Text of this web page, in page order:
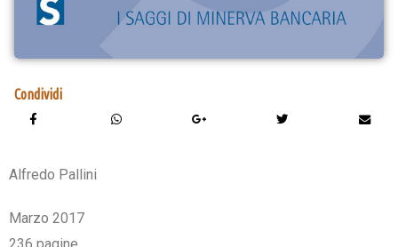
Alfredo Pallini
Marzo 2017
Condividi